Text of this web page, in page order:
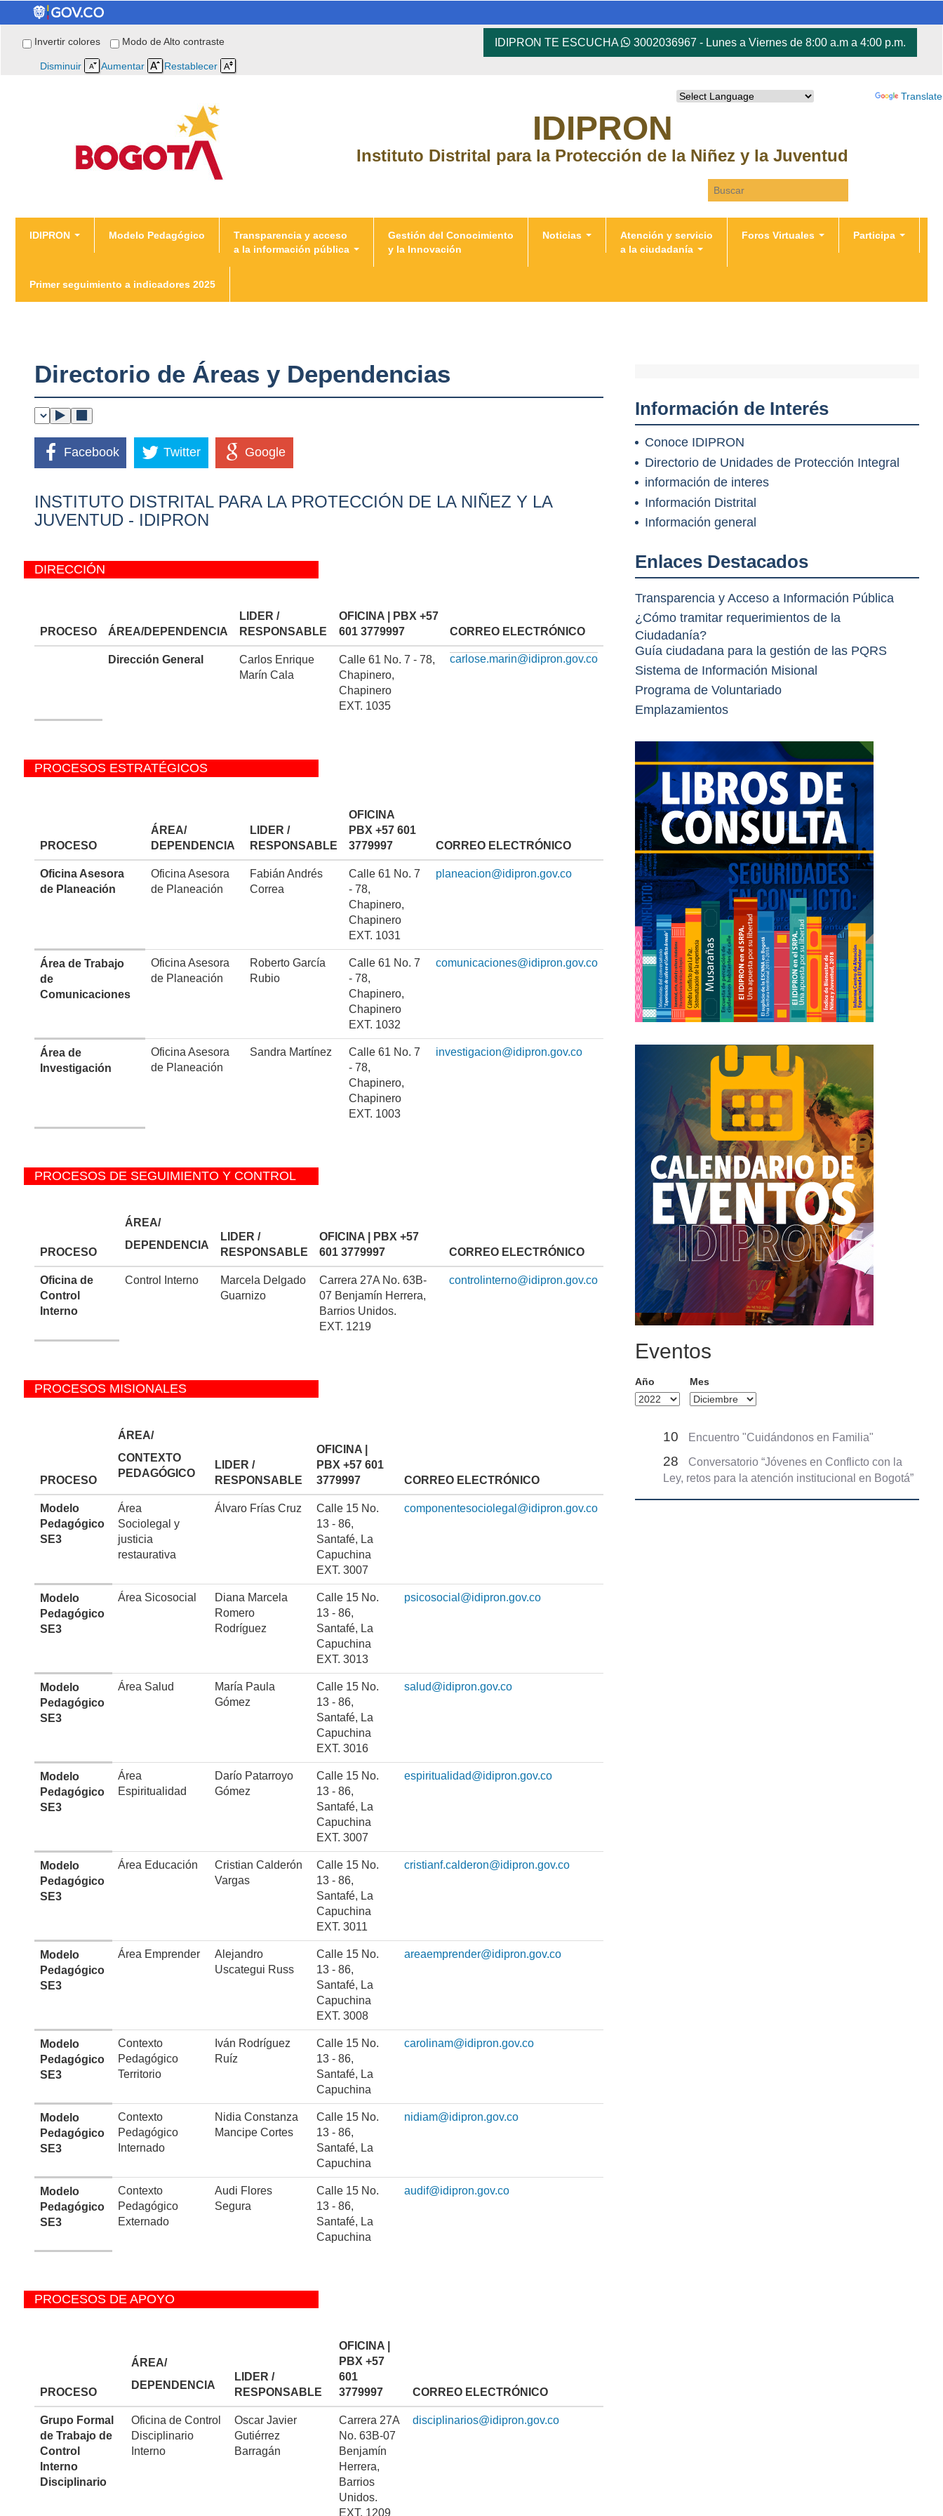
Invertir colores Modo de Alto contraste
Disminuir Aumentar Restablecer
IDIPRON TE ESCUCHA 3002036967 - Lunes a Viernes de 8:00 a.m a 4:00 p.m.
Translate
Search this site
IDIPRON
Instituto Distrital para la Protección de la Niñez y la Juventud
IDIPRON Modelo Pedagógico
Transparencia y acceso
a la información pública
Gestión del Conocimiento
y la Innovación
Noticias
Atención y servicio
a la ciudadanía
Foros Virtuales Participa
Primer seguimiento a indicadores 2025
You are here
Directorio de Áreas y Dependencias
Facebook Twitter Google
INSTITUTO DISTRITAL PARA LA PROTECCIÓN DE LA NIÑEZ Y LA
JUVENTUD - IDIPRON
DIRECCIÓN
PROCESO ÁREA/DEPENDENCIA
LIDER /
RESPONSABLE
OFICINA | PBX +57
601 3779997
CORREO ELECTRÓNICO
Dirección General
Carlos Enrique
Marín Cala
Calle 61 No. 7 - 78,
Chapinero,
Chapinero
EXT. 1035
carlose.marin@idipron.gov.co
PROCESOS ESTRATÉGICOS
PROCESO
ÁREA/
DEPENDENCIA
LIDER /
RESPONSABLE
OFICINA
PBX +57 601
3779997
CORREO ELECTRÓNICO
Oficina Asesora
de Planeación
Oficina Asesora
de Planeación
Fabián Andrés
Correa
Calle 61 No. 7
- 78,
Chapinero,
Chapinero
EXT. 1031
planeacion@idipron.gov.co
Área de Trabajo
de
Comunicaciones
Oficina Asesora
de Planeación
Roberto García
Rubio
Calle 61 No. 7
- 78,
Chapinero,
Chapinero
EXT. 1032
comunicaciones@idipron.gov.co
Área de
Investigación
Oficina Asesora
de Planeación
Sandra Martínez
Calle 61 No. 7
- 78,
Chapinero,
Chapinero
EXT. 1003
investigacion@idipron.gov.co
PROCESOS DE SEGUIMIENTO Y CONTROL
PROCESO
ÁREA/
DEPENDENCIA
LIDER /
RESPONSABLE
OFICINA | PBX +57
601 3779997
CORREO ELECTRÓNICO
Oficina de
Control
Interno
Control Interno
Marcela Delgado
Guarnizo
Carrera 27A No. 63B-
07 Benjamín Herrera,
Barrios Unidos.
EXT. 1219
controlinterno@idipron.gov.co
PROCESOS MISIONALES
PROCESO
ÁREA/
CONTEXTO
PEDAGÓGICO
LIDER /
RESPONSABLE
OFICINA |
PBX +57 601
3779997
CORREO ELECTRÓNICO
Modelo
Pedagógico
SE3
Área
Sociolegal y
justicia
restaurativa
Álvaro Frías Cruz
Calle 15 No.
13 - 86,
Santafé, La
Capuchina
EXT. 3007
componentesociolegal@idipron.gov.co
Modelo
Pedagógico
SE3
Área Sicosocial
Diana Marcela
Romero
Rodríguez
Calle 15 No.
13 - 86,
Santafé, La
Capuchina
EXT. 3013
psicosocial@idipron.gov.co
Modelo
Pedagógico
SE3
Área Salud
María Paula
Gómez
Calle 15 No.
13 - 86,
Santafé, La
Capuchina
EXT. 3016
salud@idipron.gov.co
Modelo
Pedagógico
SE3
Área
Espiritualidad
Darío Patarroyo
Gómez
Calle 15 No.
13 - 86,
Santafé, La
Capuchina
EXT. 3007
espiritualidad@idipron.gov.co
Modelo
Pedagógico
SE3
Área Educación
Cristian Calderón
Vargas
Calle 15 No.
13 - 86,
Santafé, La
Capuchina
EXT. 3011
cristianf.calderon@idipron.gov.co
Modelo
Pedagógico
SE3
Área Emprender
Alejandro
Uscategui Russ
Calle 15 No.
13 - 86,
Santafé, La
Capuchina
EXT. 3008
areaemprender@idipron.gov.co
Modelo
Pedagógico
SE3
Contexto
Pedagógico
Territorio
Iván Rodríguez
Ruíz
Calle 15 No.
13 - 86,
Santafé, La
Capuchina
carolinam@idipron.gov.co
Modelo
Pedagógico
SE3
Contexto
Pedagógico
Internado
Nidia Constanza
Mancipe Cortes
Calle 15 No.
13 - 86,
Santafé, La
Capuchina
nidiam@idipron.gov.co
Modelo
Pedagógico
SE3
Contexto
Pedagógico
Externado
Audi Flores
Segura
Calle 15 No.
13 - 86,
Santafé, La
Capuchina
audif@idipron.gov.co
PROCESOS DE APOYO
PROCESO
ÁREA/
DEPENDENCIA
LIDER /
RESPONSABLE
OFICINA |
PBX +57
601
3779997
CORREO ELECTRÓNICO
Grupo Formal
de Trabajo de
Control
Interno
Disciplinario
Oficina de Control
Disciplinario
Interno
Oscar Javier
Gutiérrez
Barragán
Carrera 27A
No. 63B-07
Benjamín
Herrera,
Barrios
Unidos.
EXT. 1209
disciplinarios@idipron.gov.co
Información de Interés
Conoce IDIPRON
Directorio de Unidades de Protección Integral
información de interes
Información Distrital
Información general
Enlaces Destacados
Transparencia y Acceso a Información Pública
¿Cómo tramitar requerimientos de la
Ciudadanía?
Guía ciudadana para la gestión de las PQRS
Sistema de Información Misional
Programa de Voluntariado
Emplazamientos
Eventos
Año Mes
10 Encuentro "Cuidándonos en Familia"
28
Conversatorio “Jóvenes en Conflicto con la
Ley, retos para la atención institucional en Bogotá”